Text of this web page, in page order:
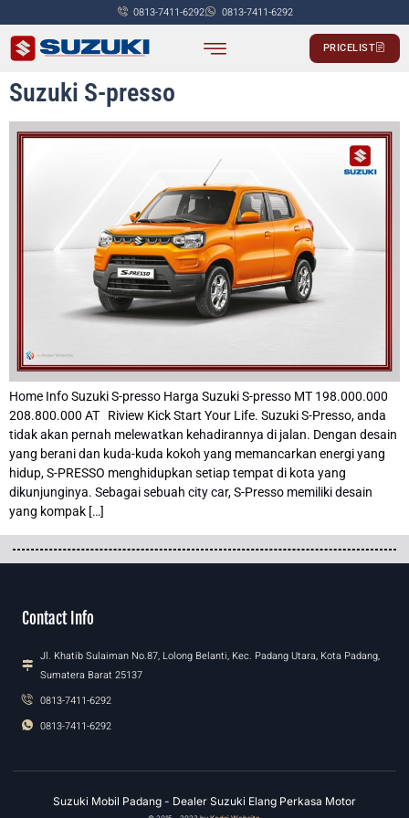
0813-7411-6292 0813-7411-6292
PRICELIST
Suzuki S-presso
Home Info Suzuki S-presso Harga Suzuki S-presso MT 198.000.000
208.800.000 AT Riview Kick Start Your Life. Suzuki S-Presso, anda
tidak akan pernah melewatkan kehadirannya di jalan. Dengan desain
yang berani dan kuda-kuda kokoh yang memancarkan energi yang
hidup, S-PRESSO menghidupkan setiap tempat di kota yang
dikunjunginya. Sebagai sebuah city car, S-Presso memiliki desain
yang kompak […]
Contact Info
Jl. Khatib Sulaiman No.87, Lolong Belanti, Kec. Padang Utara, Kota Padang,
Sumatera Barat 25137
0813-7411-6292
0813-7411-6292
Suzuki Mobil Padang - Dealer Suzuki Elang Perkasa Motor